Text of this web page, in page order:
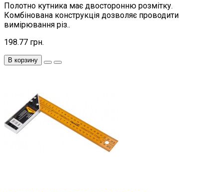
Полотно кутника має двосторонню розмітку.
Комбінована конструкція дозволяє проводити
вимірювання різ..
198.77 грн.
В корзину